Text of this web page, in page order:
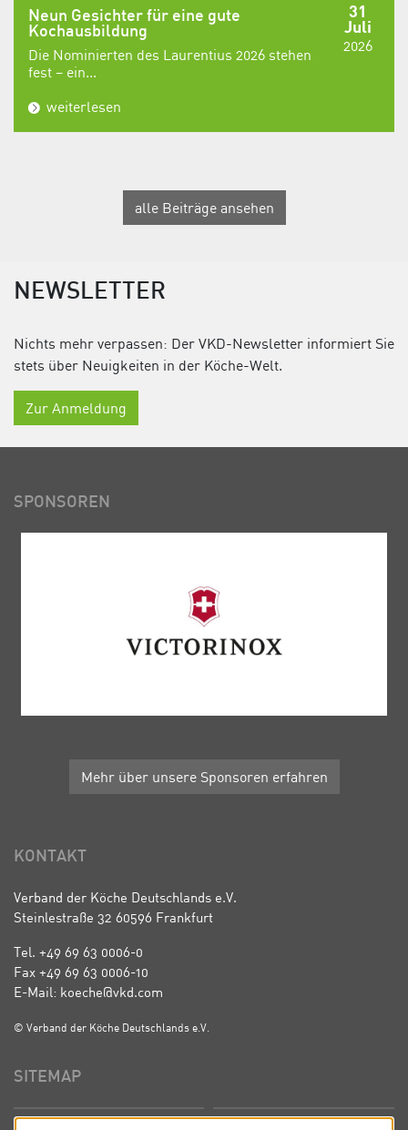
31
Juli
2026
Neun Gesichter für eine gute
Kochausbildung
Die Nominierten des Laurentius 2026 stehen
fest – ein...
weiterlesen
alle Beiträge ansehen
NEWSLETTER
Nichts mehr verpassen: Der VKD-Newsletter informiert Sie
stets über Neuigkeiten in der Köche-Welt.
Zur Anmeldung
SPONSOREN
Mehr über unsere Sponsoren erfahren
KONTAKT
Verband der Köche Deutschlands e.V.
Steinlestraße 32 60596 Frankfurt
Tel. +49 69 63 0006-0
Fax +49 69 63 0006-10
E-Mail: koeche@vkd.com
© Verband der Köche Deutschlands e.V.
SITEMAP